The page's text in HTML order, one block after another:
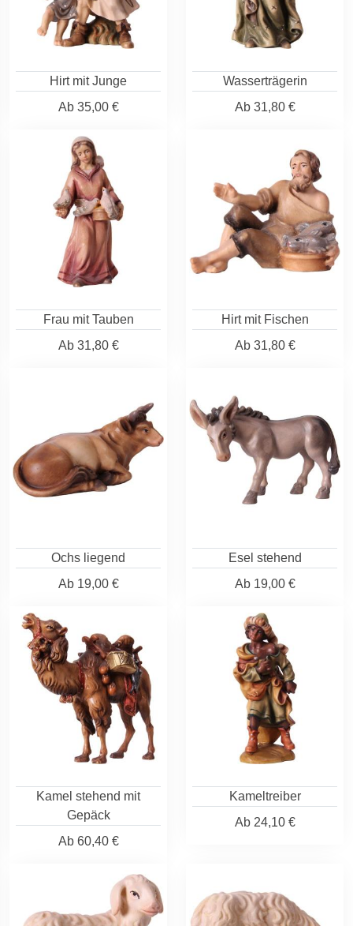
Hirt mit Junge
Ab35,00 €
Wasserträgerin
Ab31,80 €
Frau mit Tauben
Ab31,80 €
Hirt mit Fischen
Ab31,80 €
Ochs liegend
Ab19,00 €
Esel stehend
Ab19,00 €
Kamel stehend mit
Gepäck
Ab60,40 €
Kameltreiber
Ab24,10 €